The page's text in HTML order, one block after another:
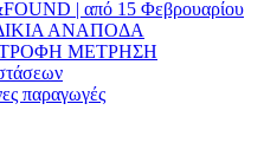
| από 15 Φεβρουαρίου
ΑΝΑΠΟΔΑ
ΜΕΤΡΗΣΗ
παραγωγές